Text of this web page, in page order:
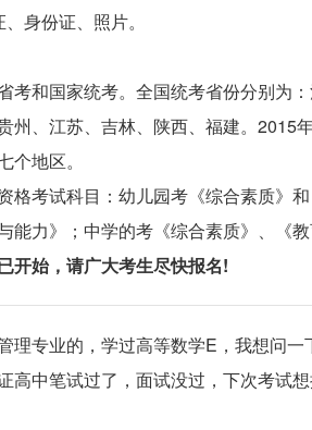
身份证、照片。
考和国家统考。全国统考省份分别为
州、江苏、吉林、陕西、福建。2015
个地区。
格考试科目：幼儿园考《综合素质》
能力》；中学的考《综合素质》、《
开始，请广大考生尽快报名!
理专业的，学过高等数学E，我想问
高中笔试过了，面试没过，下次考试